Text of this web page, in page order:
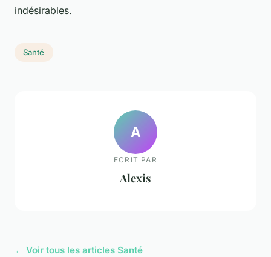
indésirables.
Santé
A
ECRIT PAR
Alexis
← Voir tous les articles Santé